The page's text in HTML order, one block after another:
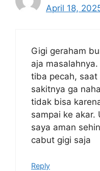
April 18,
Gigi geraham
aja
tiba pecah, saat
sakitnya ga
tidak bisa
sampai ke akar.
saya aman
cabut gigi saja
Reply